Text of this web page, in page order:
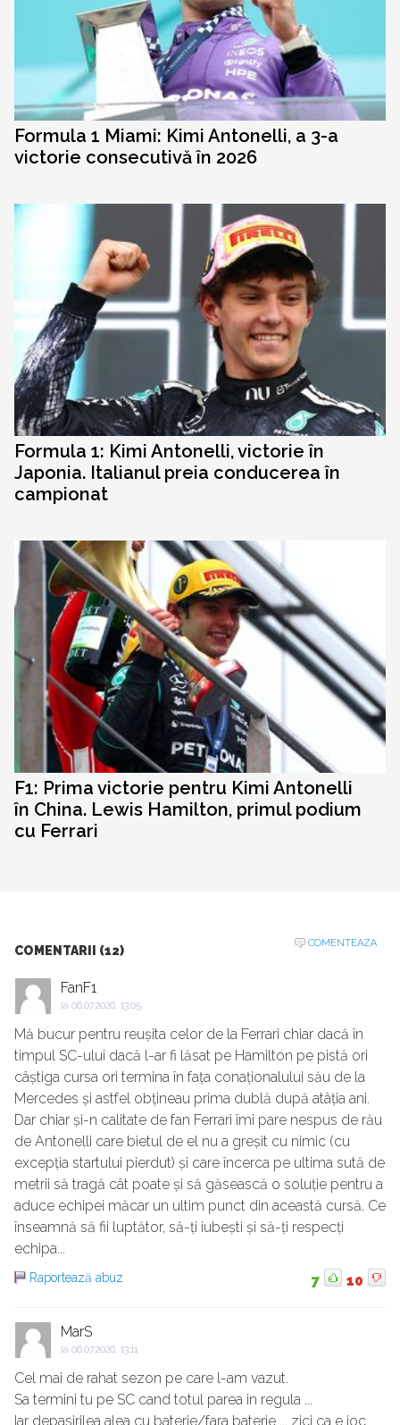
Formula 1 Miami: Kimi Antonelli, a 3-a
victorie consecutivă în 2026
Formula 1: Kimi Antonelli, victorie în
Japonia. Italianul preia conducerea în
campionat
F1: Prima victorie pentru Kimi Antonelli
în China. Lewis Hamilton, primul podium
cu Ferrari
COMENTARII (12)
COMENTEAZA
FanF1
la 06.07.2026, 13:05
Mă bucur pentru reușita celor de la Ferrari chiar dacă în
timpul SC-ului dacă l-ar fi lăsat pe Hamilton pe pistă ori
câștiga cursa ori termina în fața conaționalului său de la
Mercedes și astfel obțineau prima dublă după atâția ani.
Dar chiar și-n calitate de fan Ferrari îmi pare nespus de rău
de Antonelli care bietul de el nu a greșit cu nimic (cu
excepția startului pierdut) și care încerca pe ultima sută de
metrii să tragă cât poate și să găsească o soluție pentru a
aduce echipei măcar un ultim punct din această cursă. Ce
înseamnă să fii luptător, să-ți iubești și să-ți respecți
echipa...
Raportează abuz 7 10
MarS
la 06.07.2026, 13:11
Cel mai de rahat sezon pe care l-am vazut.
Sa termini tu pe SC cand totul parea in regula ...
Iar depasirilea alea cu baterie/fara baterie ... zici ca e joc